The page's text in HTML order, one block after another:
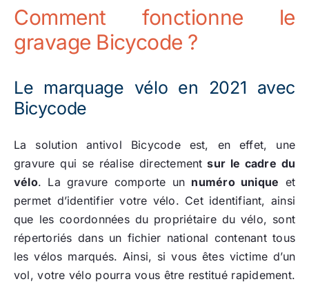
Comment fonctionne le
gravage Bicycode ?
Le marquage vélo en 2021 avec
Bicycode
La solution antivol Bicycode est, en effet, une
gravure qui se réalise directement sur le cadre du
vélo. La gravure comporte un numéro unique et
permet d’identifier votre vélo. Cet identifiant, ainsi
que les coordonnées du propriétaire du vélo, sont
répertoriés dans un fichier national contenant tous
les vélos marqués. Ainsi, si vous êtes victime d’un
vol, votre vélo pourra vous être restitué rapidement.